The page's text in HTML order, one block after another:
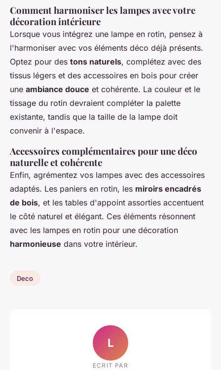
Comment harmoniser les lampes avec votre
décoration intérieure
Lorsque vous intégrez une lampe en rotin, pensez à
l'harmoniser avec vos éléments déco déjà présents.
Optez pour des tons naturels, complétez avec des
tissus légers et des accessoires en bois pour créer
une ambiance douce et cohérente. La couleur et le
tissage du rotin devraient compléter la palette
existante, tandis que la taille de la lampe doit
convenir à l'espace.
Accessoires complémentaires pour une déco
naturelle et cohérente
Enfin, agrémentez vos lampes avec des accessoires
adaptés. Les paniers en rotin, les miroirs encadrés
de bois, et les tables d'appoint assorties accentuent
le côté naturel et élégant. Ces éléments résonnent
avec les lampes en rotin pour une décoration
harmonieuse dans votre intérieur.
Deco
L
ECRIT PAR